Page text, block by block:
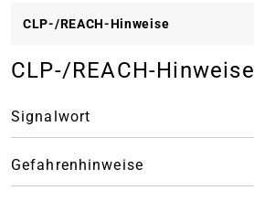
CLP-/REACH-Hinweise
CLP-/REACH-Hinweise
Signalwort
Gefahrenhinweise